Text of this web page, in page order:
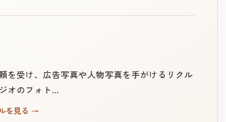
を受け、広告写真や人物写真を手がけるリクル
オのフォト…
を見る →